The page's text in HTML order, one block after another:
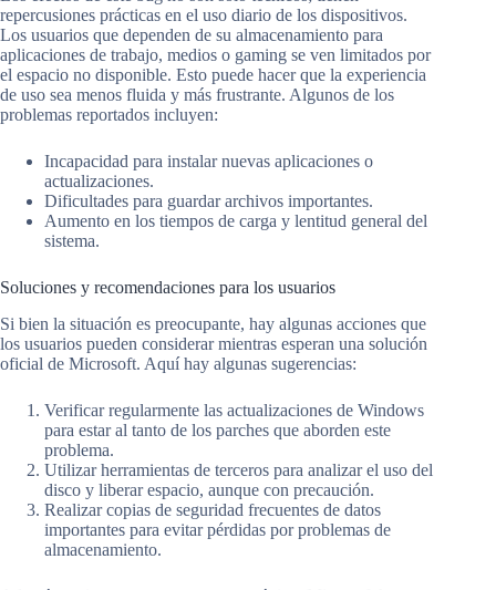
repercusiones prácticas en el uso diario de los dispositivos.
Los usuarios que dependen de su almacenamiento para
aplicaciones de trabajo, medios o gaming se ven limitados por
el espacio no disponible. Esto puede hacer que la experiencia
de uso sea menos fluida y más frustrante. Algunos de los
problemas reportados incluyen:
Incapacidad para instalar nuevas aplicaciones o
actualizaciones.
Dificultades para guardar archivos importantes.
Aumento en los tiempos de carga y lentitud general del
sistema.
Soluciones y recomendaciones para los usuarios
Si bien la situación es preocupante, hay algunas acciones que
los usuarios pueden considerar mientras esperan una solución
oficial de Microsoft. Aquí hay algunas sugerencias:
Verificar regularmente las actualizaciones de Windows
para estar al tanto de los parches que aborden este
problema.
Utilizar herramientas de terceros para analizar el uso del
disco y liberar espacio, aunque con precaución.
Realizar copias de seguridad frecuentes de datos
importantes para evitar pérdidas por problemas de
almacenamiento.